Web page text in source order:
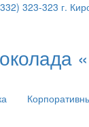
323-323 г.